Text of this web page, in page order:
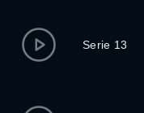
Serie 13